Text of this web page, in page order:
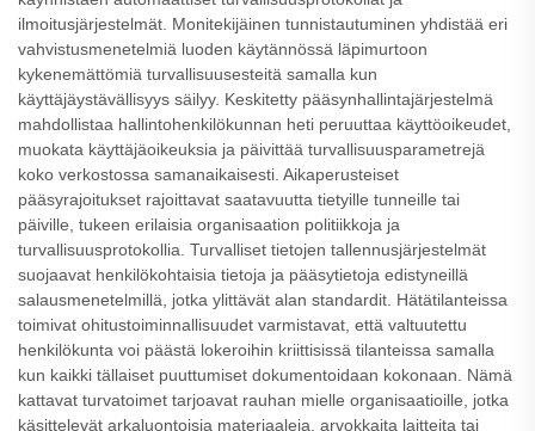
ilmoitusjärjestelmät. Monitekijäinen tunnistautuminen yhdistää eri
vahvistusmenetelmiä luoden käytännössä läpimurtoon
kykenemättömiä turvallisuusesteitä samalla kun
käyttäjäystävällisyys säilyy. Keskitetty pääsynhallintajärjestelmä
mahdollistaa hallintohenkilökunnan heti peruuttaa käyttöoikeudet,
muokata käyttäjäoikeuksia ja päivittää turvallisuusparametrejä
koko verkostossa samanaikaisesti. Aikaperusteiset
pääsyrajoitukset rajoittavat saatavuutta tietyille tunneille tai
päiville, tukeen erilaisia organisaation politiikkoja ja
turvallisuusprotokollia. Turvalliset tietojen tallennusjärjestelmät
suojaavat henkilökohtaisia tietoja ja pääsytietoja edistyneillä
salausmenetelmillä, jotka ylittävät alan standardit. Hätätilanteissa
toimivat ohitustoiminnallisuudet varmistavat, että valtuutettu
henkilökunta voi päästä lokeroihin kriittisissä tilanteissa samalla
kun kaikki tällaiset puuttumiset dokumentoidaan kokonaan. Nämä
kattavat turvatoimet tarjoavat rauhan mielle organisaatioille, jotka
käsittelevät arkaluontoisia materiaaleja, arvokkaita laitteita tai